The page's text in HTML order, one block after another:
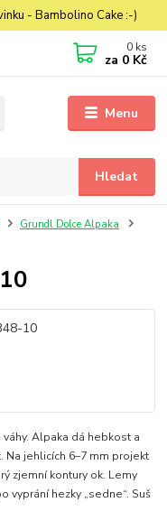
- Bambolino Cake :-)
Menu
Hledat
0 ks
za 0 Kč
Grundl Dolce Alpaka
Alpaka dá hebkost a
jehlicích 6–7 mm projekt
zjemní kontury ok. Lemy
vyprání hezky „sedne“. Suš